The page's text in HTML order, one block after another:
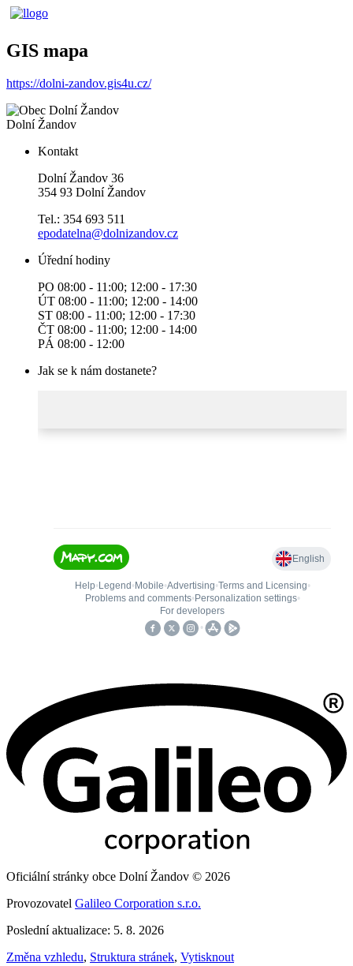
GIS mapa
https://dolni-zandov.gis4u.cz/
Dolní Žandov
Kontakt
Dolní Žandov 36
354 93 Dolní Žandov
Tel.: 354 693 511
epodatelna@dolnizandov.cz
Úřední hodiny
PO 08:00 - 11:00; 12:00 - 17:30
ÚT 08:00 - 11:00; 12:00 - 14:00
ST 08:00 - 11:00; 12:00 - 17:30
ČT 08:00 - 11:00; 12:00 - 14:00
PÁ 08:00 - 12:00
Jak se k nám dostanete?
Oficiální stránky obce Dolní Žandov © 2026
Provozovatel Galileo Corporation s.r.o.
Poslední aktualizace: 5. 8. 2026
Změna vzhledu, Struktura stránek, Vytisknout